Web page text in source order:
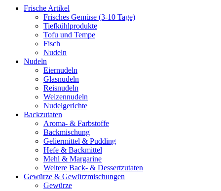
Frische Artikel
Frisches Gemüse (3-10 Tage)
Tiefkühlprodukte
Tofu und Tempe
Fisch
Nudeln
Nudeln
Eiernudeln
Glasnudeln
Reisnudeln
Weizennudeln
Nudelgerichte
Backzutaten
Aroma- & Farbstoffe
Backmischung
Geliermittel & Pudding
Hefe & Backmittel
Mehl & Margarine
Weitere Back- & Dessertzutaten
Gewürze & Gewürzmischungen
Gewürze